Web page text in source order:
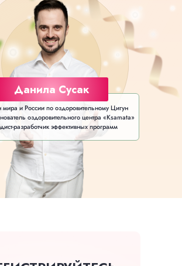
Данила Сусак
и России по оздоровительному Цигун
оздоровительного центра «Ksamata»
разработчик эффективных программ